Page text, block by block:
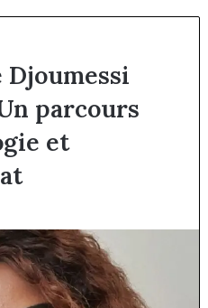
parcours
et